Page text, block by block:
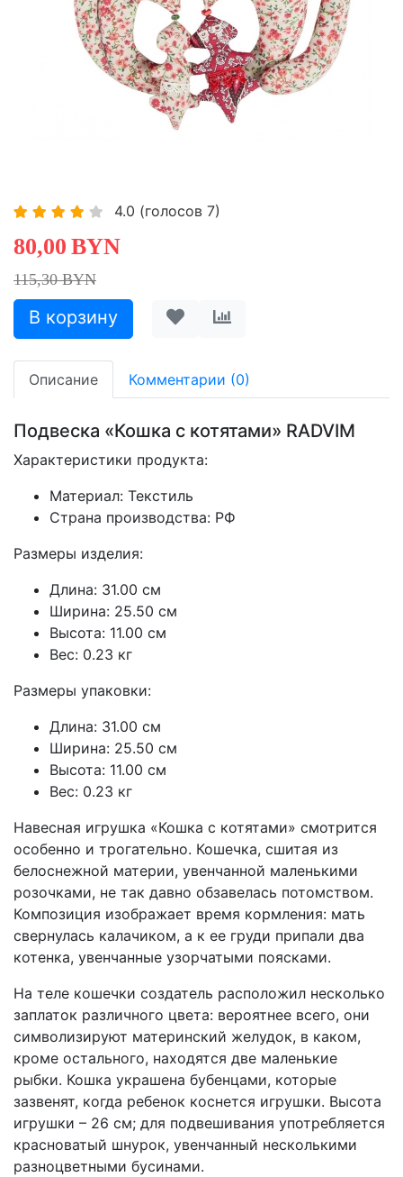
4.0 (голосов 7)
80,00 BYN
115,30 BYN
Описание Комментарии (0)
Подвеска «Кошка с котятами» RADVIM
Характеристики продукта:
Материал: Текстиль
Страна производства: РФ
Размеры изделия:
Длина: 31.00 см
Ширина: 25.50 см
Высота: 11.00 см
Вес: 0.23 кг
Размеры упаковки:
Длина: 31.00 см
Ширина: 25.50 см
Высота: 11.00 см
Вес: 0.23 кг
Навесная игрушка «Кошка с котятами» смотрится
особенно и трогательно. Кошечка, сшитая из
белоснежной материи, увенчанной маленькими
розочками, не так давно обзавелась потомством.
Композиция изображает время кормления: мать
свернулась калачиком, а к ее груди припали два
котенка, увенчанные узорчатыми поясками.
На теле кошечки создатель расположил несколько
заплаток различного цвета: вероятнее всего, они
символизируют материнский желудок, в каком,
кроме остального, находятся две маленькие
рыбки. Кошка украшена бубенцами, которые
зазвенят, когда ребенок коснется игрушки. Высота
игрушки – 26 см; для подвешивания употребляется
красноватый шнурок, увенчанный несколькими
разноцветными бусинами.